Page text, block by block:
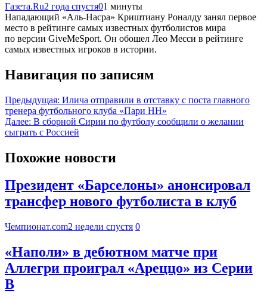
Газета.Ru2 года спустя01 минуты
Нападающий «Аль-Насра» Криштиану Роналду занял первое
место в рейтинге самых известных футболистов мира
по версии GiveMeSport. Он обошел Лео Месси в рейтинге
самых известных игроков в истории.
Навигация по записям
Предыдущая: Илича отправили в отставку с поста главного
тренера футбольного клуба «Пари НН»
Далее: В сборной Сирии по футболу сообщили о желании
сыграть с Россией
Похожие новости
Президент «Барселоны» анонсировал
трансфер нового футболиста в клуб
Чемпионат.com2 недели спустя 0
«Наполи» в дебютном матче при
Аллегри проиграл «Ареццо» из Серии
B